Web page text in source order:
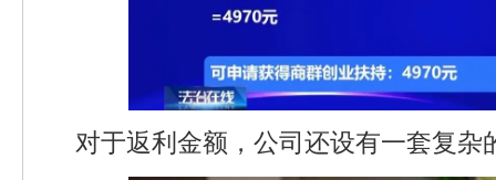
对于返利金额，公司还设有一套复杂